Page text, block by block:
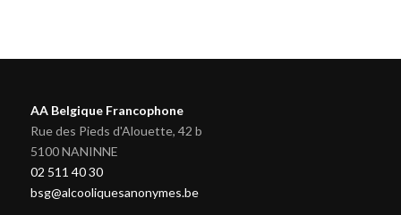
AA Belgique Francophone
Rue des Pieds d'Alouette, 42 b
5100 NANINNE
02 511 40 30
bsg@alcooliquesanonymes.be